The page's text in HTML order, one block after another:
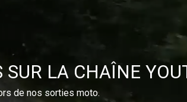
LA CHAÎNE
de nos sorties moto.